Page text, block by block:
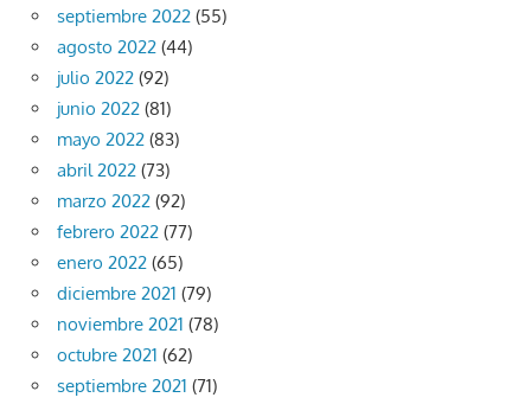
septiembre 2022 (55)
agosto 2022 (44)
julio 2022 (92)
junio 2022 (81)
mayo 2022 (83)
abril 2022 (73)
marzo 2022 (92)
febrero 2022 (77)
enero 2022 (65)
diciembre 2021 (79)
noviembre 2021 (78)
octubre 2021 (62)
septiembre 2021 (71)